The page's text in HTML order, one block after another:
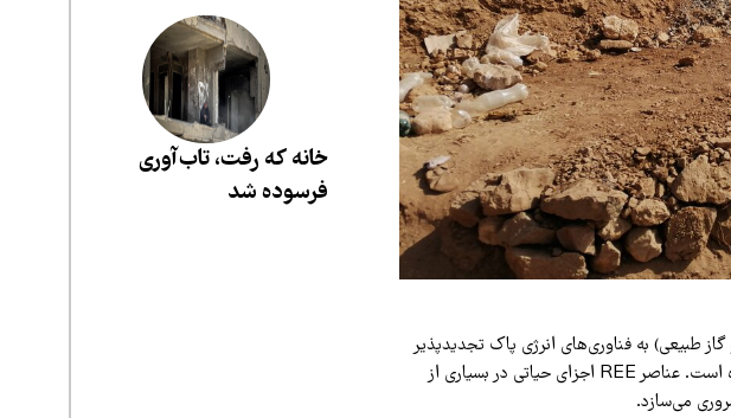
طبیعی) به فناوری‌های انرژی پاک تجدیدپذیر
به‌طور قابل‌توجهی تقاضا برای عناصر نادر خاکی (REEs) را افزایش داده است. عناصر REE اجزای حیاتی در بسیاری از
می‌سازد.
خانه که رفت، تاب‌آوری
فرسوده شد